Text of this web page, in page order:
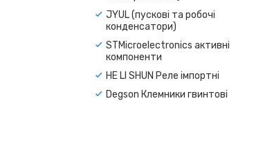
JYUL (пускові та робочі
конденсатори)
STMicroelectronics активні
компоненти
HE LI SHUN Реле імпортні
Degson Клемники гвинтові